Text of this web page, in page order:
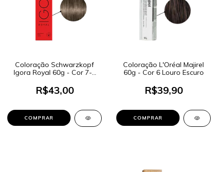
Coloração Schwarzkopf
Igora Royal 60g - Cor 7-0
R$43,00
Coloração L'Oréal Majirel
60g - Cor 6 Louro Escuro
R$39,90